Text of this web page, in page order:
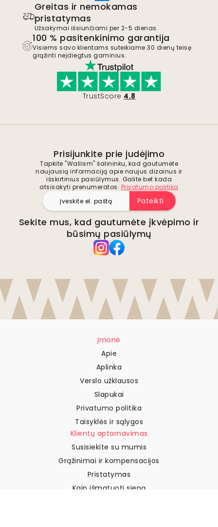
Greitas ir nemokamas
pristatymas
Užsakymai išsiunčiami per 2-5 dienas.
100 % pasitenkinimo garantija
Visiems savo klientams suteikiame 30 dienų teisę
grąžinti neįdiegtus gaminius.
TrustScore 4.8
Prisijunkite prie judėjimo
Tapkite "Wallism" šalininku, kad gautumėte
naujausią informaciją apie naujus dizainus ir
išskirtinius pasiūlymus. Galite bet kada
atsisakyti prenumeratos. Privatumo politika
Pateikti
Sekite mus, kad gautumėte įkvėpimo ir
būsimų pasiūlymų
Įmonė
Apie
Aplinka
Verslo užklausos
Slapukai
Privatumo politika
Taisyklės ir sąlygos
Klientų aptarnavimas
Susisiekite su mumis
Grąžinimai ir kompensacijos
Pristatymas
Kaip išmatuoti sieną